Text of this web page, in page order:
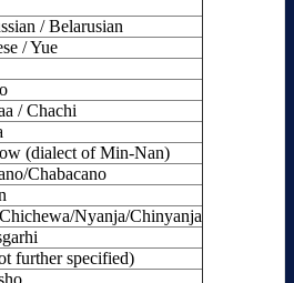
/ Belarusian
/ Yue
/ Chachi
(dialect of Min-Nan)
Chabacano
Nyanja/Chinyanja
further specified)